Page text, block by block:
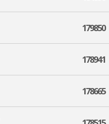
179850
178941
178665